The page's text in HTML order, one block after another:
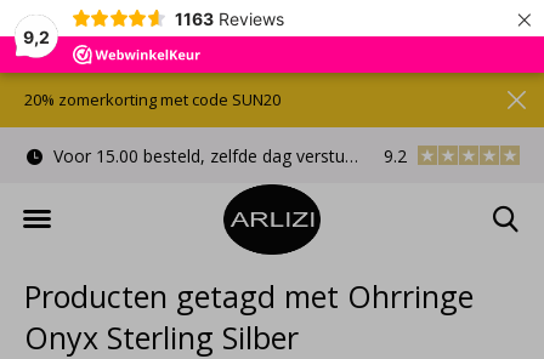
9,2
1163 Reviews ×
Voor 15.00 besteld, zelfde dag verstuurd Gratis
9.2
20% zomerkorting met code SUN20
Producten getagd met Ohrringe
Onyx Sterling Silber